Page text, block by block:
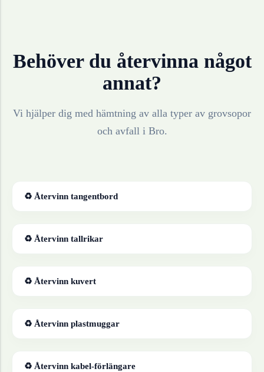
Behöver du återvinna något
annat?
Vi hjälper dig med hämtning av alla typer av grovsopor
och avfall i Bro.
♻ Återvinn tangentbord
♻ Återvinn tallrikar
♻ Återvinn kuvert
♻ Återvinn plastmuggar
♻ Återvinn kabel-förlängare